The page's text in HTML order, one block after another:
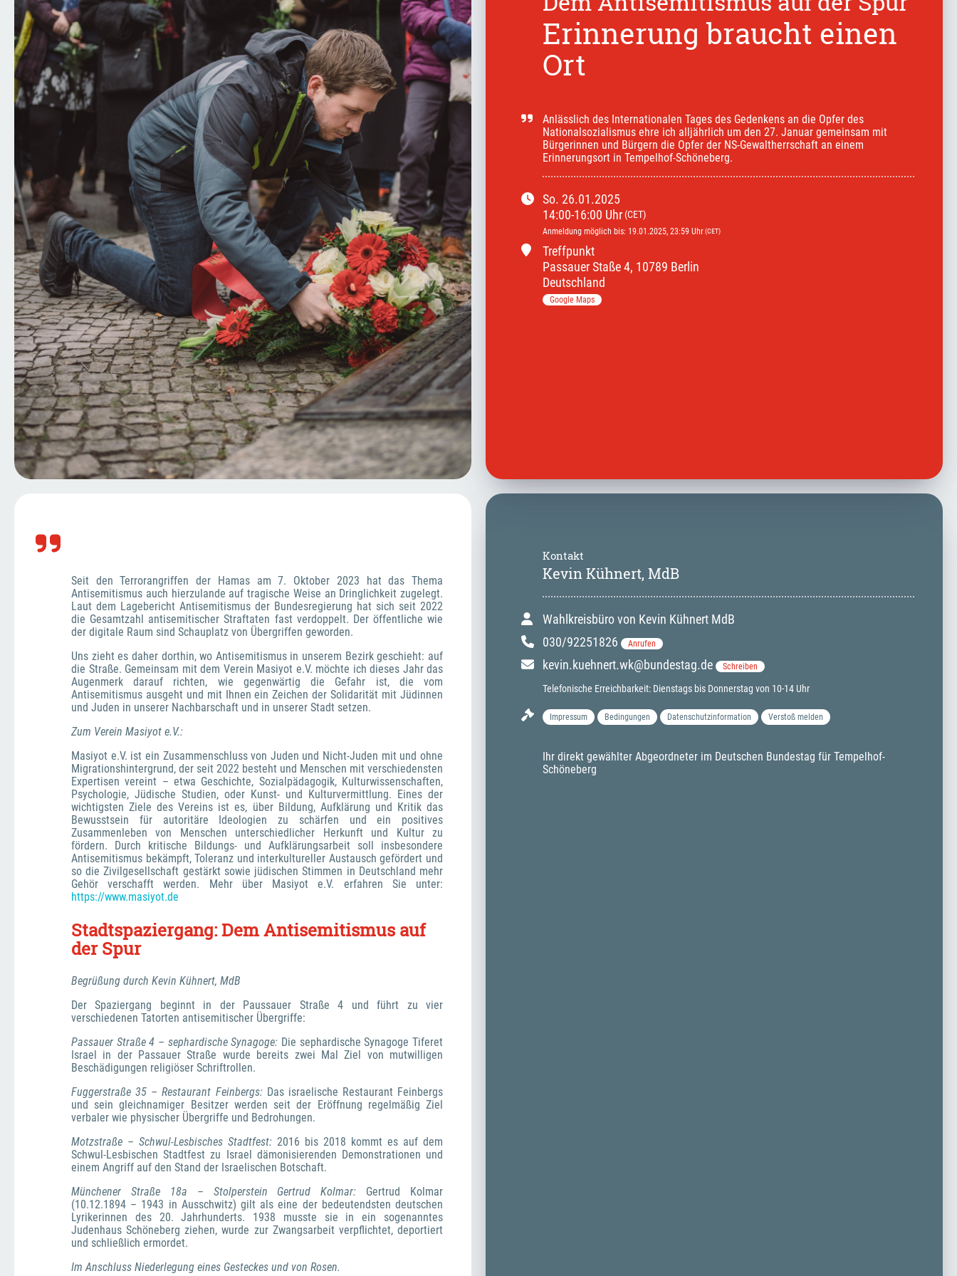
Erinnerung braucht einen
Ort
So. 26.01.2025
14:00-16:00 Uhr (CET)
Anmeldung möglich bis: 19.01.2025, 23:59 Uhr(CET)
Treffpunkt
Passauer Staße4, 10789 Berlin
Deutschland
Google Maps
Anlässlich des Internationalen Tages des Gedenkens an die Opfer des
Nationalsozialismus ehre ich alljährlich um den 27. Januar gemeinsam mit
Bürgerinnen und Bürgern die Opfer der NS-Gewaltherrschaft an einem
Erinnerungsort in Tempelhof-Schöneberg.
Seit den Terrorangriffen der Hamas am 7. Oktober 2023 hat das Thema
Antisemitismus auch hierzulande auf tragische Weise an Dringlichkeit zugelegt.
Laut dem Lagebericht Antisemitismus der Bundesregierung hat sich seit 2022
die Gesamtzahl antisemitischer Straftaten fast verdoppelt. Der öffentliche wie
der digitale Raum sind Schauplatz von Übergriffen geworden.
Uns zieht es daher dorthin, wo Antisemitismus in unserem Bezirk geschieht: auf
die Straße. Gemeinsam mit dem Verein Masiyot e.V. möchte ich dieses Jahr das
Augenmerk darauf richten, wie gegenwärtig die Gefahr ist, die vom
Antisemitismus ausgeht und mit Ihnen ein Zeichen der Solidarität mit Jüdinnen
und Juden in unserer Nachbarschaft und in unserer Stadt setzen.
Zum Verein Masiyot e.V.:
Masiyot e.V. ist ein Zusammenschluss von Juden und Nicht-Juden mit und ohne
Migrationshintergrund, der seit 2022 besteht und Menschen mit verschiedensten
Expertisen vereint – etwa Geschichte, Sozialpädagogik, Kulturwissenschaften,
Psychologie, Jüdische Studien, oder Kunst- und Kulturvermittlung. Eines der
wichtigsten Ziele des Vereins ist es, über Bildung, Aufklärung und Kritik das
Bewusstsein für autoritäre Ideologien zu schärfen und ein positives
Zusammenleben von Menschen unterschiedlicher Herkunft und Kultur zu
fördern. Durch kritische Bildungs- und Aufklärungsarbeit soll insbesondere
Antisemitismus bekämpft, Toleranz und interkultureller Austausch gefördert und
so die Zivilgesellschaft gestärkt sowie jüdischen Stimmen in Deutschland mehr
https://www.masiyot.de
Stadtspaziergang: Dem Antisemitismus auf
der Spur
Begrüßung durch Kevin Kühnert, MdB
Der Spaziergang beginnt in der Paussauer Straße 4 und führt zu vier
verschiedenen Tatorten antisemitischer Übergriffe:
Passauer Straße 4 – sephardische Synagoge: Die sephardische Synagoge Tiferet
Israel in der Passauer Straße wurde bereits zwei Mal Ziel von mutwilligen
Beschädigungen religiöser Schriftrollen.
Fuggerstraße 35 – Restaurant Feinbergs: Das israelische Restaurant Feinbergs
und sein gleichnamiger Besitzer werden seit der Eröffnung regelmäßig Ziel
verbaler wie physischer Übergriffe und Bedrohungen.
Motzstraße – Schwul-Lesbisches Stadtfest: 2016 bis 2018 kommt es auf dem
Schwul-Lesbischen Stadtfest zu Israel dämonisierenden Demonstrationen und
einem Angriff auf den Stand der Israelischen Botschaft.
Münchener Straße 18a – Stolperstein Gertrud Kolmar: Gertrud Kolmar
(10.12.1894 – 1943 in Ausschwitz) gilt als eine der bedeutendsten deutschen
Lyrikerinnen des 20. Jahrhunderts. 1938 musste sie in ein sogenanntes
Judenhaus Schöneberg ziehen, wurde zur Zwangsarbeit verpflichtet, deportiert
und schließlich ermordet.
Im Anschluss Niederlegung eines Gesteckes und von Rosen.
Kontakt
Kevin Kühnert, MdB
Wahlkreisbüro von Kevin Kühnert MdB
030/92251826
Anrufen
kevin.kuehnert.wk@bundestag.de Schreiben
Telefonische Erreichbarkeit: Dienstags bis Donnerstag von 10-14 Uhr
Impressum Bedingungen Datenschutzinformation Verstoß melden
Ihr direkt gewählter Abgeordneter im Deutschen Bundestag für Tempelhof-
Schöneberg